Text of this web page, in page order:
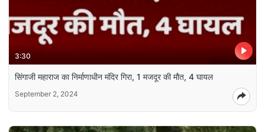
3:30
सिंगाजी महाराज का निर्माणाधीन मंदिर गिरा, 1 मजदूर की मौत, 4 घायल
September 2, 2024